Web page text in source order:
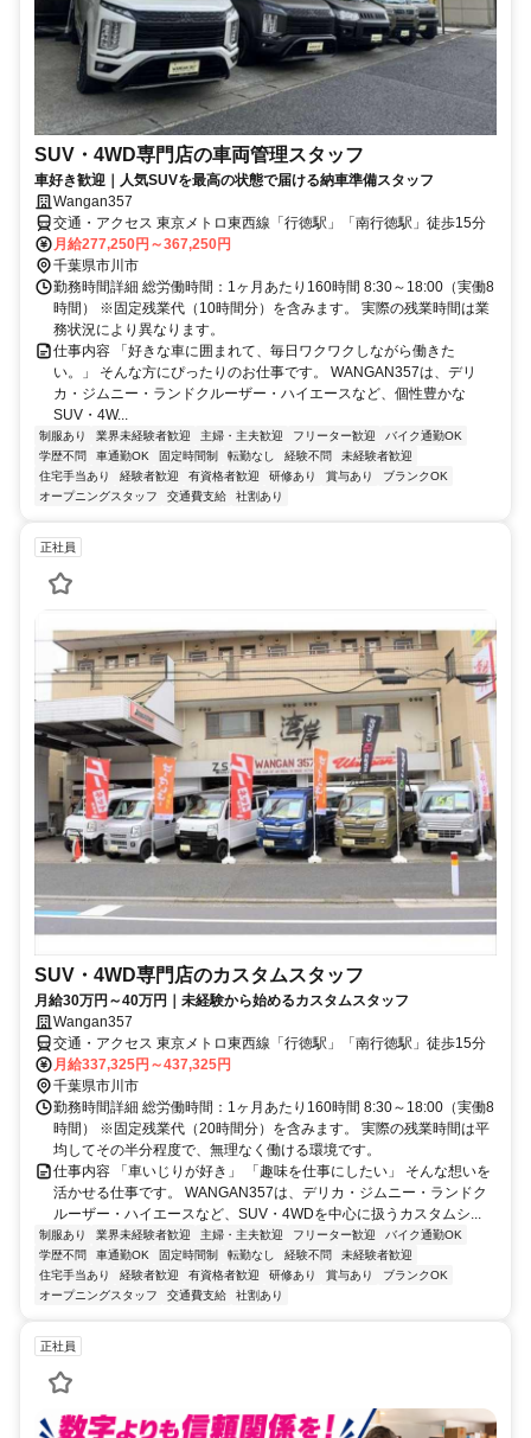
SUV・4WD専門店の車両管理スタッフ
車好き歓迎｜人気SUVを最高の状態で届ける納車準備スタッフ
Wangan357
交通・アクセス 東京メトロ東西線「行徳駅」「南行徳駅」徒歩15分
月給277,250円～367,250円
千葉県市川市
勤務時間詳細 総労働時間：1ヶ月あたり160時間 8:30～18:00（実働8
時間） ※固定残業代（10時間分）を含みます。 実際の残業時間は業
務状況により異なります。
仕事内容 「好きな車に囲まれて、毎日ワクワクしながら働きた
い。」 そんな方にぴったりのお仕事です。 WANGAN357は、デリ
カ・ジムニー・ランドクルーザー・ハイエースなど、個性豊かな
SUV・4W...
制服あり 業界未経験者歓迎 主婦・主夫歓迎 フリーター歓迎
バイク通勤OK
学歴不問
車通勤OK 固定時間制 転勤なし 経験不問
未経験者歓迎
住宅手当あり
経験者歓迎 有資格者歓迎 研修あり 賞与あり
ブランクOK
オープニングスタッフ
交通費支給 社割あり
正社員
SUV・4WD専門店のカスタムスタッフ
月給30万円～40万円｜未経験から始めるカスタムスタッフ
Wangan357
交通・アクセス 東京メトロ東西線「行徳駅」「南行徳駅」徒歩15分
月給337,325円～437,325円
千葉県市川市
勤務時間詳細 総労働時間：1ヶ月あたり160時間 8:30～18:00（実働8
時間） ※固定残業代（20時間分）を含みます。 実際の残業時間は平
均してその半分程度で、無理なく働ける環境です。
仕事内容 「車いじりが好き」 「趣味を仕事にしたい」 そんな想いを
活かせる仕事です。 WANGAN357は、デリカ・ジムニー・ランドク
ルーザー・ハイエースなど、SUV・4WDを中心に扱うカスタムシ...
制服あり 業界未経験者歓迎 主婦・主夫歓迎 フリーター歓迎
バイク通勤OK
学歴不問
車通勤OK 固定時間制 転勤なし 経験不問
未経験者歓迎
住宅手当あり
経験者歓迎 有資格者歓迎 研修あり 賞与あり
ブランクOK
オープニングスタッフ
交通費支給 社割あり
正社員